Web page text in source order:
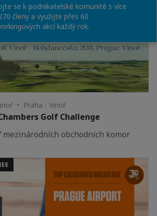
• Praha - Vinoř
Golf Challenge
obchodních komor
se k podnikatelské komunitě s více
členy a využijte přes 60
akcí každý rok.